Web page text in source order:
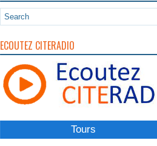
ECOUTEZ CITERADIO
Tours